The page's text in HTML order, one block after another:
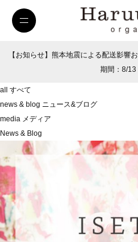
ツイルハーフパンツ
【お知らせ】熊本地震による配送影響
期間：8/13
all
すべて
news & blog ニュース&ブログ
media メディア
News & Blog